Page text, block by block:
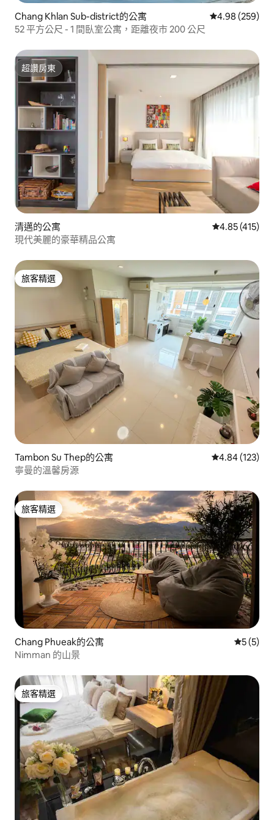
Chang Khlan Sub-district的公寓 從 259 則評價
4.98 (259)
52 平方公尺 - 1 間臥室公寓，距離夜市 200 公尺
超讚房東
超讚房東
清邁的公寓 從 415 則評價
4.85 (415)
現代美麗的豪華精品公寓
旅客精選
旅客精選
Tambon Su Thep的公寓 從 123 則評價
4.84 (123)
寧曼的溫馨房源
旅客精選
旅客精選
Chang Phueak的公寓 從 5 則評
5 (5)
Nimman 的山景
旅客精選
旅客精選